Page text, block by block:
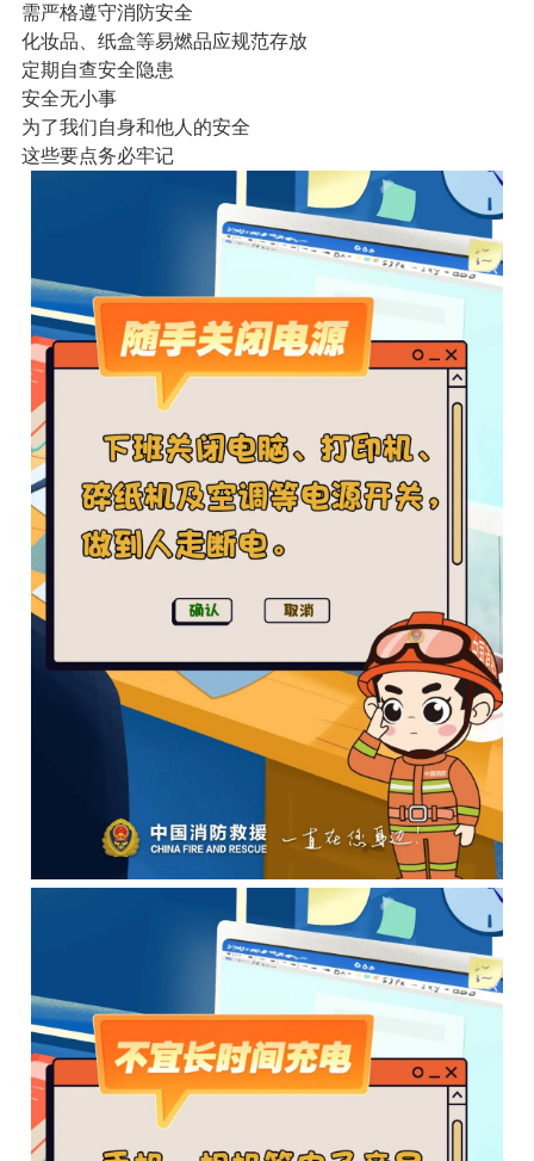
需严格遵守消防安全
化妆品、纸盒等易燃品应规范存放
定期自查安全隐患
安全无小事
为了我们自身和他人的安全
这些要点务必牢记